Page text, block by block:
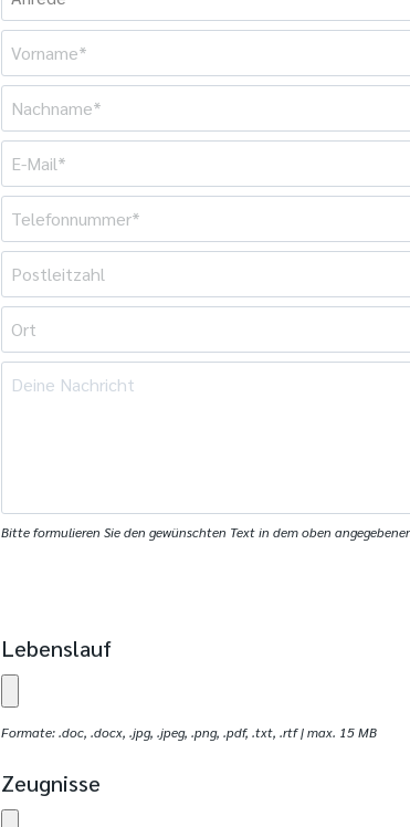
Bitte formulieren Sie den gewünschten Text in dem oben
Lebenslauf
Formate: .doc, .docx, .jpg, .jpeg, .png, .pdf, .txt, .rtf | max. 15 MB
Zeugnisse